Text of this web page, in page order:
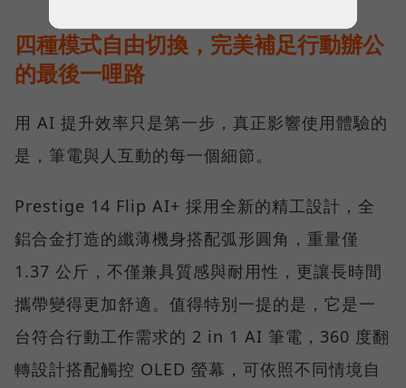
四種模式自由切換，完美補足行動辦公
的最後一哩路
用 AI 提升效率只是第一步，真正影響使用體驗的
是，筆電與人互動的每一個細節。
Prestige 14 Flip AI+ 採用全新的精工設計，全
鋁合金打造的纖薄機身搭配弧形圓角，重量僅
1.37 公斤，不僅兼具質感與耐用性，更讓長時間
攜帶變得更加舒適。值得特別一提的是，它是一
台符合行動工作需求的 2 in 1 AI 筆電，360 度翻
轉設計搭配觸控 OLED 螢幕，可依照不同情境自